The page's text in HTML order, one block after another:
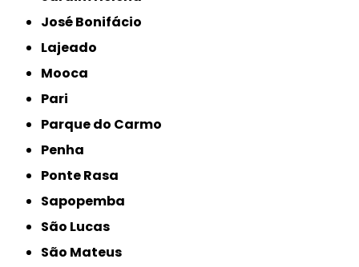
José Bonifácio
Lajeado
Mooca
Pari
Parque do Carmo
Penha
Ponte Rasa
Sapopemba
São Lucas
São Mateus